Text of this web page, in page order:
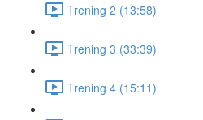
Trening 2 (13:58)
Trening 3 (33:39)
Trening 4 (15:11)